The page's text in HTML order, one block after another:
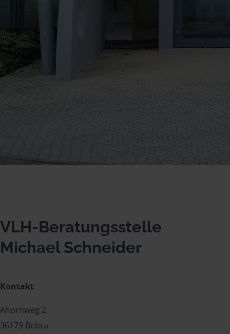
VLH-Beratungsstelle
Michael Schneider
Kontakt
Ahornweg 2
36179 Bebra